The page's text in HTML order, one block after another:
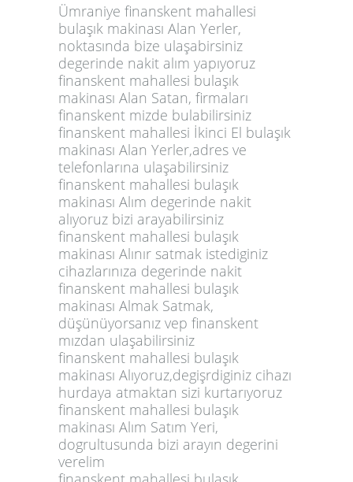
Ümraniye finanskent mahallesi
bulaşık makinası Alan Yerler,
noktasında bize ulaşabirsiniz
degerinde nakit alım yapıyoruz
finanskent mahallesi bulaşık
makinası Alan Satan, firmaları
finanskent mizde bulabilirsiniz
finanskent mahallesi İkinci El bulaşık
makinası Alan Yerler,adres ve
telefonlarına ulaşabilirsiniz
finanskent mahallesi bulaşık
makinası Alım degerinde nakit
alıyoruz bizi arayabilirsiniz
finanskent mahallesi bulaşık
makinası Alınır satmak istediginiz
cihazlarınıza degerinde nakit
finanskent mahallesi bulaşık
makinası Almak Satmak,
düşünüyorsanız vep finanskent
mızdan ulaşabilirsiniz
finanskent mahallesi bulaşık
makinası Alıyoruz,degişrdiginiz cihazı
hurdaya atmaktan sizi kurtarıyoruz
finanskent mahallesi bulaşık
makinası Alım Satım Yeri,
dogrultusunda bizi arayın degerini
verelim